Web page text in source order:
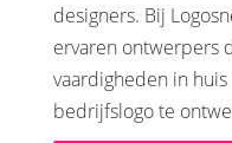
designers. Bij
ervaren ontwerpers
vaardigheden in
bedrijfslogo te